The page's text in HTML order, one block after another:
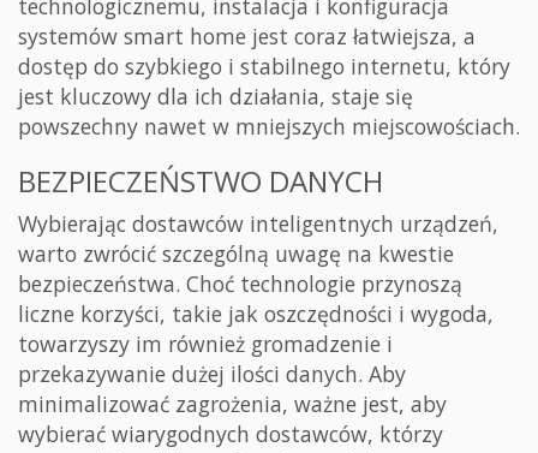
technologicznemu, instalacja i konfiguracja
systemów smart home jest coraz łatwiejsza, a
dostęp do szybkiego i stabilnego internetu, który
jest kluczowy dla ich działania, staje się
powszechny nawet w mniejszych miejscowościach.
BEZPIECZEŃSTWO DANYCH
Wybierając dostawców inteligentnych urządzeń,
warto zwrócić szczególną uwagę na kwestie
bezpieczeństwa. Choć technologie przynoszą
liczne korzyści, takie jak oszczędności i wygoda,
towarzyszy im również gromadzenie i
przekazywanie dużej ilości danych. Aby
minimalizować zagrożenia, ważne jest, aby
wybierać wiarygodnych dostawców, którzy